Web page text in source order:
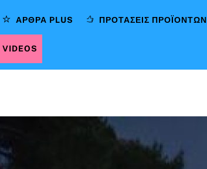
ΆΡΘΡΑ PLUS ΠΡΟΤΆΣΕΙΣ ΠΡΟΪΌΝΤΩΝ
VIDEOS